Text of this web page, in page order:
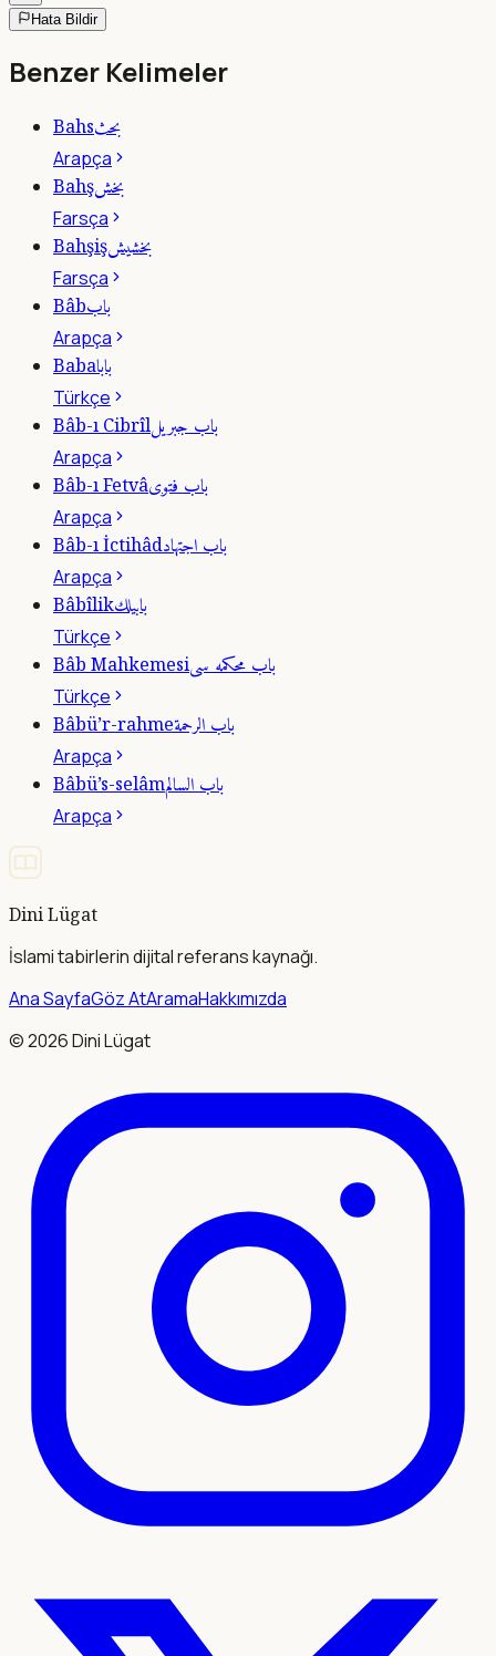
Hata Bildir
Benzer Kelimeler
Bahsبحث
Arapça
Bahşبخش
Farsça
Bahşişبخشيش
Farsça
Bâbباب
Arapça
Babaبابا
Türkçe
Bâb-ı Cibrîlباب جبريل
Arapça
Bâb-ı Fetvâباب فتوى
Arapça
Bâb-ı İctihâdباب اجتهاد
Arapça
Bâbîlikبابيلك
Türkçe
Bâb Mahkemesiباب محكمه سى
Türkçe
Bâbü’r-rahmeباب الرحمة
Arapça
Bâbü’s-selâmباب السالم
Arapça
Dini Lügat
İslami tabirlerin dijital referans kaynağı.
Ana SayfaGöz AtAramaHakkımızda
©2026Dini Lügat